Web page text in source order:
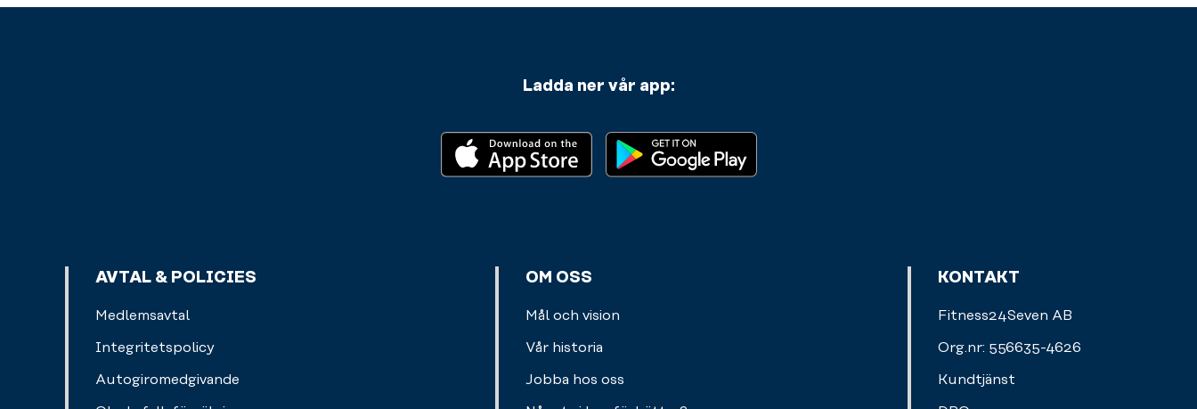
Ladda ner vår app:
AVTAL & POLICIES
Medlemsavtal
Integritetspolicy
Autogiromedgivande
OM OSS
Mål och vision
Vår historia
Jobba hos oss
KONTAKT
Fitness24Seven AB
Org.nr: 556635-4626
Kundtjänst